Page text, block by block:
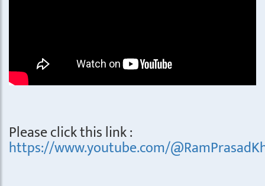
Please click this link :
https://www.youtube.com/